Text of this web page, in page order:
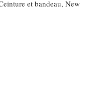
et bandeau, New